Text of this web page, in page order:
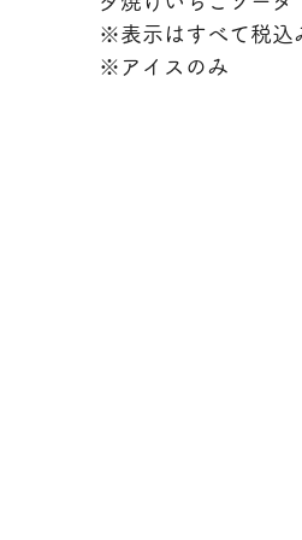
※表示はすべて税込
※アイスのみ